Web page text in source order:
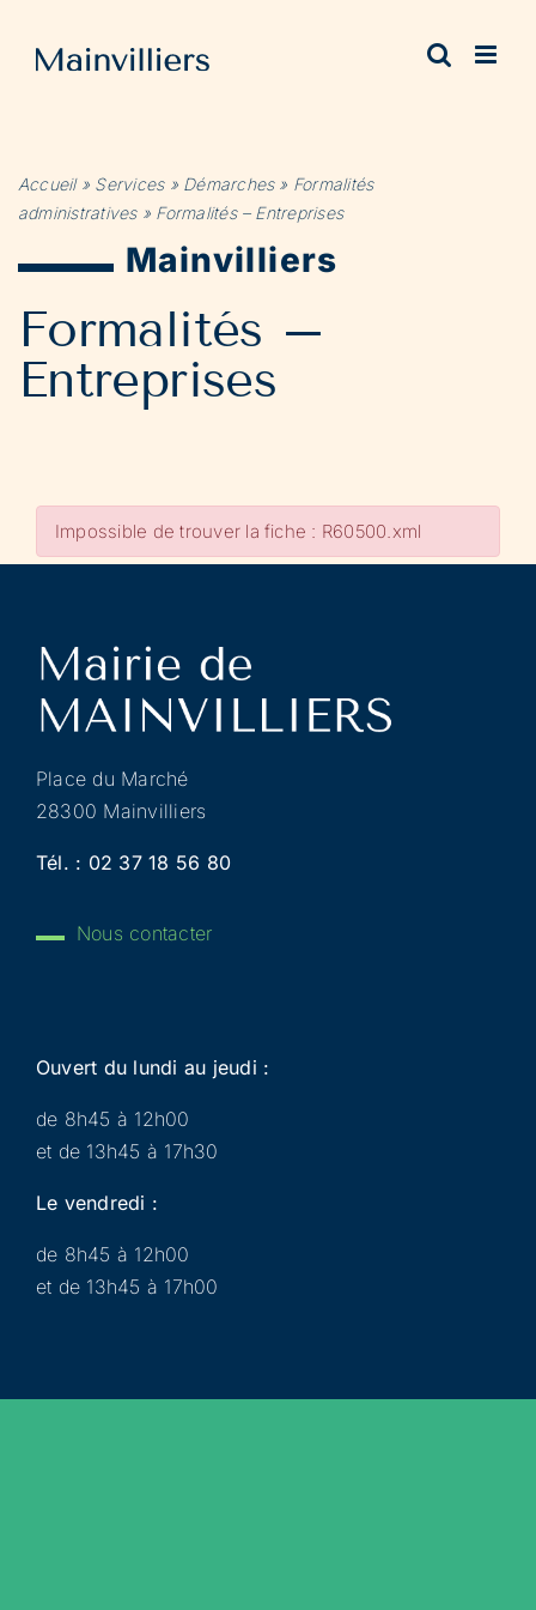
contenu
Accueil» Services» Démarches» Formalités
administratives» Formalités – Entreprises
Mainvilliers
Formalités –
Entreprises
Impossible de trouver la fiche : R60500.xml
Place du Marché
28300 Mainvilliers
Tél. : 02 37 18 56 80
Nous contacter
Ouvert du lundi au jeudi :
de 8h45 à 12h00
et de 13h45 à 17h30
Le vendredi :
de 8h45 à 12h00
et de 13h45 à 17h00